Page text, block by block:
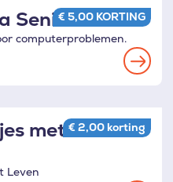
SeniorWeb
computerproblemen.
Read
€ 5,00 KORTING
met
Leven
€ 2,00 korting